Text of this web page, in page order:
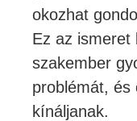
okozhat
Ez az ismeret
szakember
problémát, és
kínáljanak.